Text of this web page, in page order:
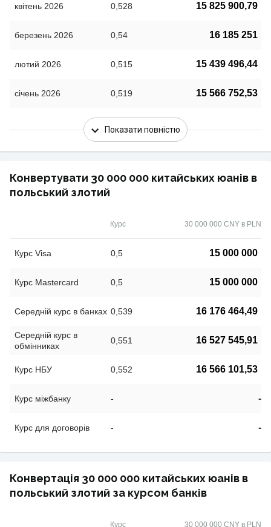
квітень 2026 0,528 15 825 900,79
березень 2026 0,54 16 185 251
лютий 2026 0,515 15 439 496,44
січень 2026 0,519 15 566 752,53
Показати повністю
Конвертувати 30 000 000 китайських юанів в
польський злотий
Курс 30 000 000 CNY в PLN
Курс Visa 0,5 15 000 000
Курс Mastercard 0,5 15 000 000
Середній курс в банках 0,539 16 176 464,49
Середній курс в
обмінниках
0,551 16 527 545,91
Курс НБУ 0,552 16 566 101,53
Курс міжбанку - -
Курс для договорів - -
Конвертація 30 000 000 китайських юанів в
польський злотий за курсом банків
Курс 30 000 000 CNY в PLN